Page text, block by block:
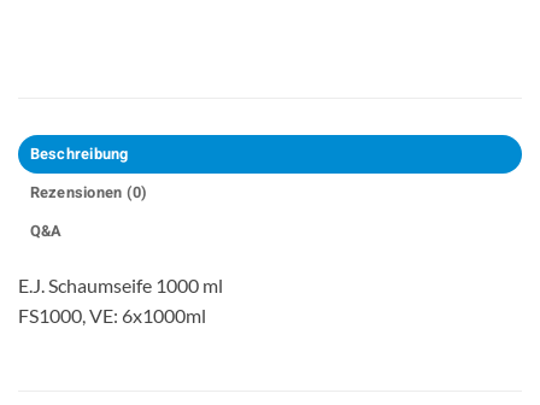
Beschreibung
Rezensionen (0)
Q&A
E.J. Schaumseife 1000 ml
FS1000, VE: 6x1000ml